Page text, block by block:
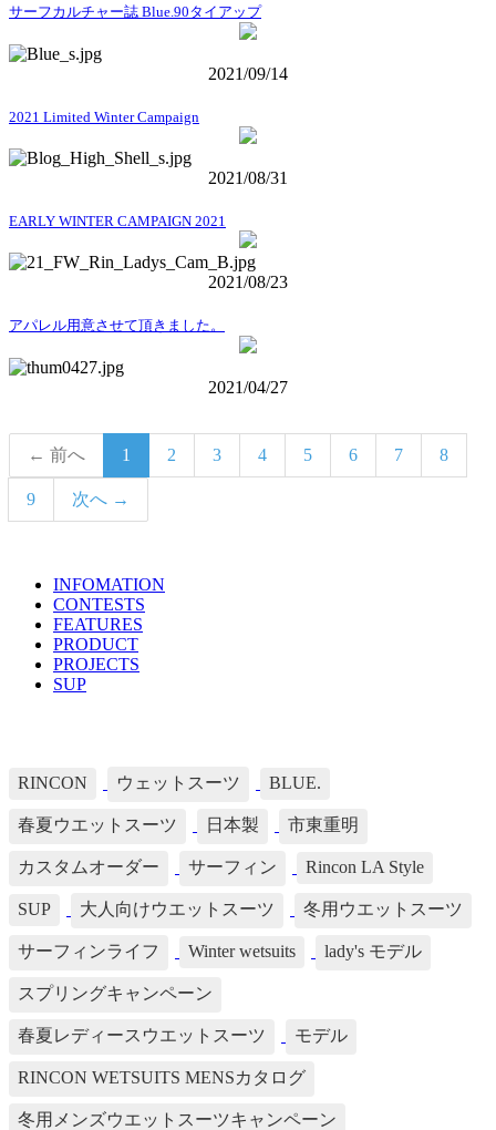
サーフカルチャー誌 Blue.90タイアップ
2021/09/14
2021 Limited Winter Campaign
2021/08/31
EARLY WINTER CAMPAIGN 2021
2021/08/23
アパレル用意させて頂きました。
2021/04/27
← 前へ 1 2 3 4 5 6 7 8
9 次へ →
TOPICS LISTINFOMATION
CONTESTS
FEATURES
PRODUCT
PROJECTS
SUP
RINCON ウェットスーツ BLUE.
春夏ウエットスーツ 日本製 市東重明
カスタムオーダー サーフィン Rincon LA Style
SUP 大人向けウエットスーツ 冬用ウエットスーツ
サーフィンライフ Winter wetsuits lady's モデル
スプリングキャンペーン
春夏レディースウエットスーツ モデル
RINCON WETSUITS MENSカタログ
冬用メンズウエットスーツキャンペーン